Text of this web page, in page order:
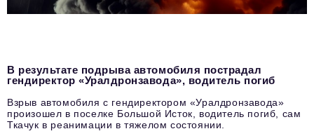
В результате подрыва автомобиля пострадал
гендиректор «Уралдронзавода», водитель погиб
Взрыв автомобиля с гендиректором «Уралдронзавода»
произошел в поселке Большой Исток, водитель погиб, сам
Ткачук в реанимации в тяжелом состоянии.